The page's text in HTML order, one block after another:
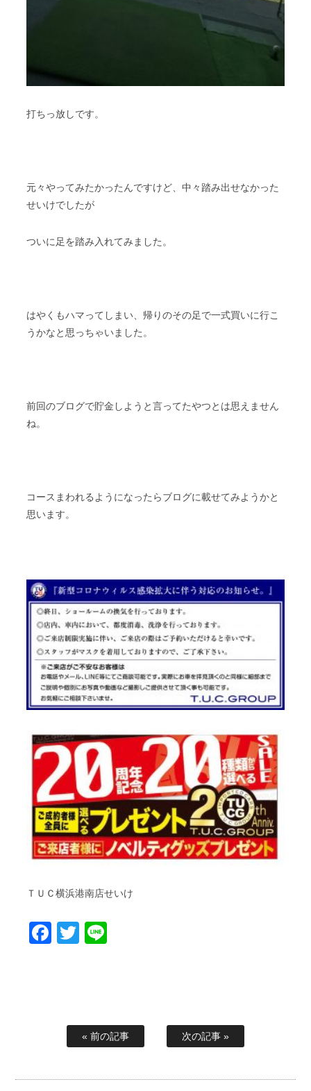
打ちっ放しです。
元々やってみたかったんですけど、中々踏み出せなかった
せいけでしたが
ついに足を踏み入れてみました。
はやくもハマってしまい、帰りのその足で一式買いに行こ
うかなと思っちゃいました。
前回のブログで貯金しようと言ってたやつとは思えません
ね。
コースまわれるようになったらブログに載せてみようかと
思います。
ＴＵＣ横浜港南店せいけ
Facebook
Twitter
« 前の記事 次の記事 »